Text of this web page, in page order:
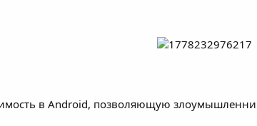
в Android, позволяющую